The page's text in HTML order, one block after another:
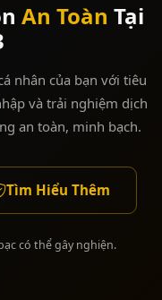
An Toàn Tại
nhân của bạn với tiêu
và trải nghiệm dịch
an toàn, minh bạch.
Tìm Hiểu Thêm
có thể gây nghiện.